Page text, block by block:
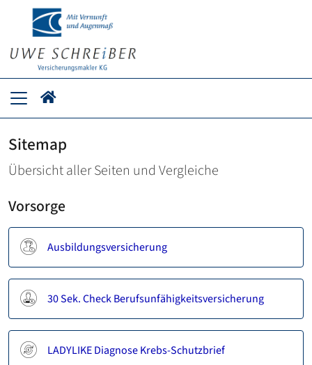
Sitemap
Übersicht aller Seiten und Vergleiche
Vorsorge
Ausbildungsversicherung
30 Sek. Check Berufsunfähigkeitsversicherung
LADYLIKE Diagnose Krebs-Schutzbrief